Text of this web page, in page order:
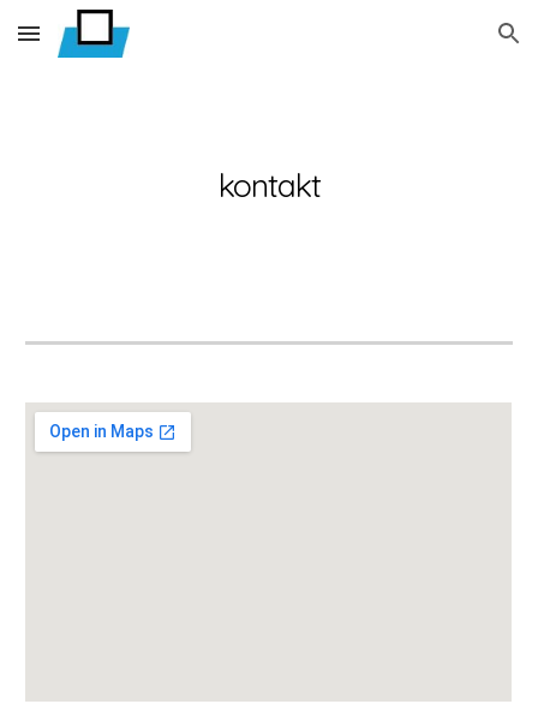
Skip to main content Skip to navigation
kontakt